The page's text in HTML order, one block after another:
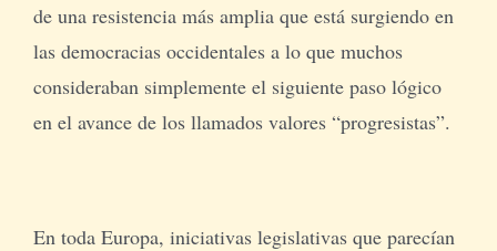
de una resistencia más amplia que está surgiendo en
las democracias occidentales a lo que muchos
consideraban simplemente el siguiente paso lógico
en el avance de los llamados valores “progresistas”.
En toda Europa, iniciativas legislativas que parecían